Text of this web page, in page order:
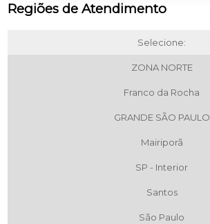
Regiões de Atendimento
Selecione:
ZONA NORTE
Franco da Rocha
GRANDE SÃO PAULO
Mairiporã
SP - Interior
Santos
São Paulo